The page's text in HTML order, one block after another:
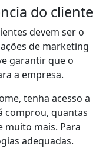
do cliente
devem ser o
de marketing
garantir que o
a empresa.
tenha acesso a
comprou, quantas
muito mais. Para
adequadas.